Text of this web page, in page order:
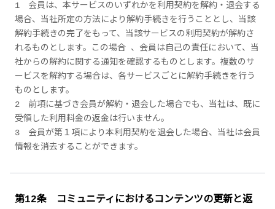
1 会員は、本サービスのいずれかを利用契約を解約・退会する
場合、当社所定の方法により解約手続きを行うこととし、当該
解約手続きの完了をもって、当該サービスの利用契約が解約さ
れるものとします。この場合 、会員は自己の責任において、当
社からの解約に関する通知を確認するものとします。複数のサ
ービスを解約する場合は、各サービスごとに解約手続きを行う
ものとします。
2 前項に基づき会員が解約・退会した場合でも、当社は、既に
受領した利用料金の返金は行いません。
3 会員が第１項により本利用契約を退会した場合、当社は会員
情報を消去することができます。
第12条 コミュニティにおけるコンテンツの更新と返